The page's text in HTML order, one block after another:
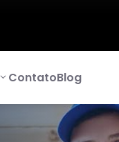
ContatoBlog